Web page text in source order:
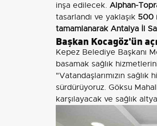
inşa edilecek. Alphan-
tasarlandı ve yaklaşık 500
tamamlanarak Antalya İl
Başkan Kocagöz'ün
Kepez Belediye Başkanı
basamak sağlık
"Vatandaşlarımızın sağlık
sürdürüyoruz. Göksu
karşılayacak ve sağlık